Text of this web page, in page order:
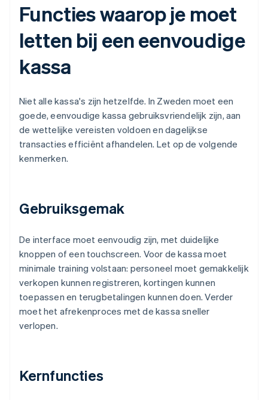
Functies waarop je moet
letten bij een eenvoudige
kassa
Niet alle kassa's zijn hetzelfde. In Zweden moet een
goede, eenvoudige kassa gebruiksvriendelijk zijn, aan
de wettelijke vereisten voldoen en dagelijkse
transacties efficiënt afhandelen. Let op de volgende
kenmerken.
Gebruiksgemak
De interface moet eenvoudig zijn, met duidelijke
knoppen of een touchscreen. Voor de kassa moet
minimale training volstaan: personeel moet gemakkelijk
verkopen kunnen registreren, kortingen kunnen
toepassen en terugbetalingen kunnen doen. Verder
moet het afrekenproces met de kassa sneller
verlopen.
Kernfuncties